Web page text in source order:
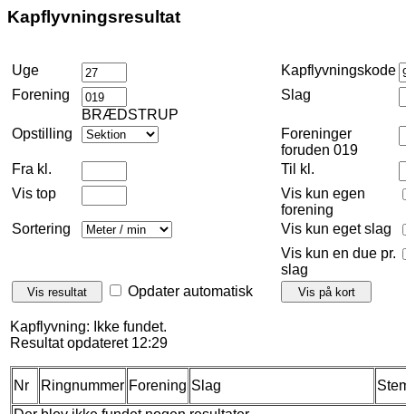
Kapflyvningsresultat
Uge
Kapflyvningskode
Forening
BRÆDSTRUP
Slag
Opstilling
Foreninger
foruden 019
Fra kl.
Til kl.
Vis top
Vis kun egen
forening
Sortering
Vis kun eget slag
Vis kun en due pr.
slag
Opdater automatisk
Kapflyvning: Ikke fundet.
Resultat opdateret 12:29
Nr Ringnummer Forening Slag